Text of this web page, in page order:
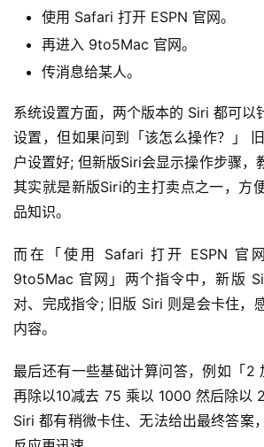
使用 Safari 打开 ESPN 官网。
再进入 9to5Mac 官网。
传消息给某人。
系统设置方面，两个版本的 Siri 都可以
设置，但如果问到「该怎么操作？」
户设置好; 但新版Siri会显示操作步骤，
其实就是新版Siri的主打卖点之一，方
品知识。
而在「使用 Safari 打开 ESPN 官
9to5Mac 官网」两个指令中，新版
对、完成指令; 旧版 Siri 则是会卡住，
内容。
最后还有一些基础计算问答，例如「2
再除以10减去 75 乘以 1000 然后除以
Siri 都有稍微卡住、无法给出最终答案